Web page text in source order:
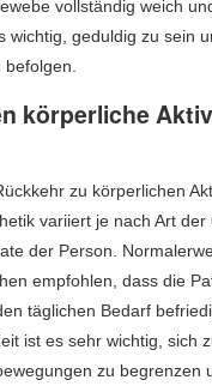
vollständig weich
wichtig, geduldig zu sein
befolgen.
körperliche
zu körperlichen
variiert je nach Art der
der Person.
empfohlen, dass die
täglichen Bedarf
ist es sehr wichtig, sich
zu begrenzen